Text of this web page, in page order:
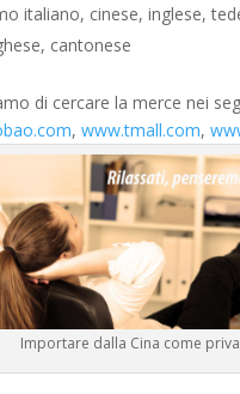
italiano, cinese, inglese,
cantonese
di cercare la merce nei
, www.tmall.com,
Importare dalla Cina come